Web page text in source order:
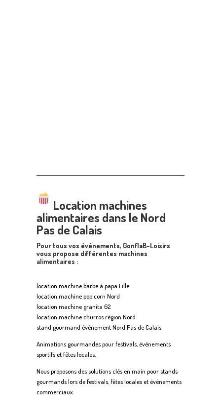
Location machines
alimentaires dans le Nord
Pas de Calais
Pour tous vos événements, GonflaB-Loisirs
vous propose différentes machines
alimentaires :
location machine barbe à papa Lille
location machine pop corn Nord
location machine granita 62
location machine churros région Nord
stand gourmand événement Nord Pas de Calais
Animations gourmandes pour festivals, événements
sportifs et fêtes locales.
Nous proposons des solutions clés en main pour stands
gourmands lors de festivals, fêtes locales et événements
commerciaux.